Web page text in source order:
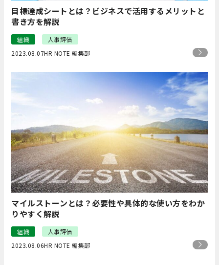
目標達成シートとは？ビジネスで活用するメリットと
書き方を解説
組織
人事評価
2023.08.07HR NOTE 編集部
マイルストーンとは？必要性や具体的な使い方をわか
りやすく解説
組織
人事評価
2023.08.06HR NOTE 編集部